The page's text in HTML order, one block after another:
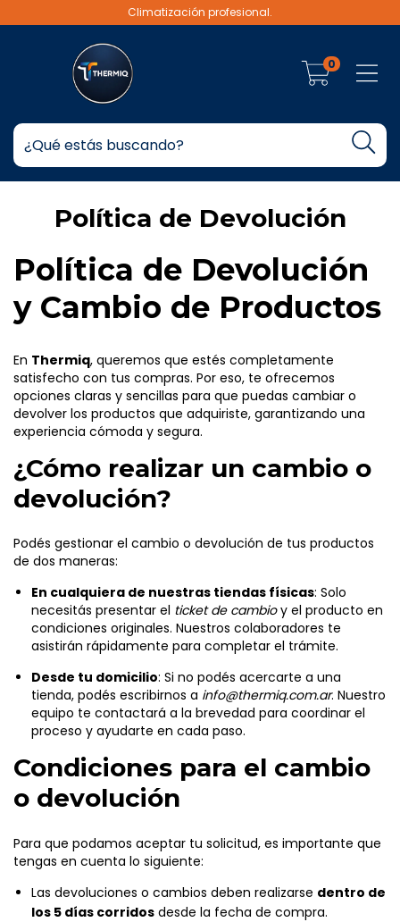
Climatización profesional.
0
Política de Devolución
Política de Devolución
y Cambio de Productos
En Thermiq, queremos que estés completamente
satisfecho con tus compras. Por eso, te ofrecemos
opciones claras y sencillas para que puedas cambiar o
devolver los productos que adquiriste, garantizando una
experiencia cómoda y segura.
¿Cómo realizar un cambio o
devolución?
Podés gestionar el cambio o devolución de tus productos
de dos maneras:
En cualquiera de nuestras tiendas físicas: Solo
necesitás presentar el ticket de cambioy el producto en
condiciones originales. Nuestros colaboradores te
asistirán rápidamente para completar el trámite.
Desde tu domicilio: Si no podés acercarte a una
tienda, podés escribirnos a info@thermiq.com.ar. Nuestro
equipo te contactará a la brevedad para coordinar el
proceso y ayudarte en cada paso.
Condiciones para el cambio
o devolución
Para que podamos aceptar tu solicitud, es importante que
tengas en cuenta lo siguiente:
Las devoluciones o cambios deben realizarse dentro de
los 5 días corridos desde la fecha de compra.